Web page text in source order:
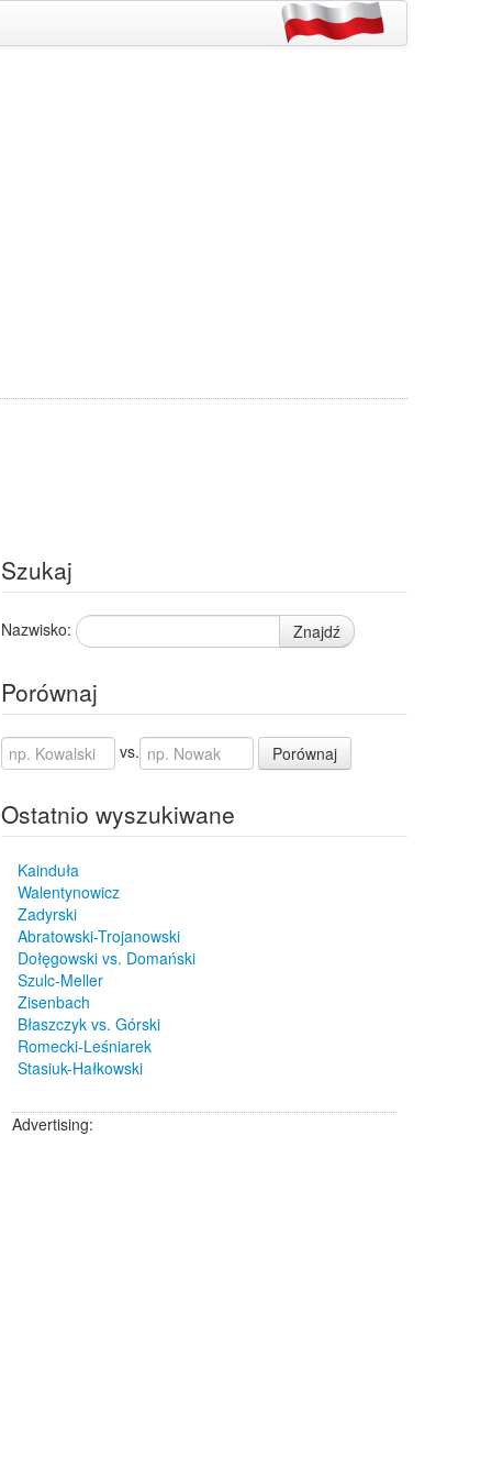
Szukaj
Nazwisko: Znajdź
Porównaj
vs. Porównaj
Ostatnio wyszukiwane
Kainduła
Walentynowicz
Zadyrski
Abratowski-Trojanowski
Dołęgowski vs. Domański
Szulc-Meller
Zisenbach
Błaszczyk vs. Górski
Romecki-Leśniarek
Stasiuk-Hałkowski
Advertising: